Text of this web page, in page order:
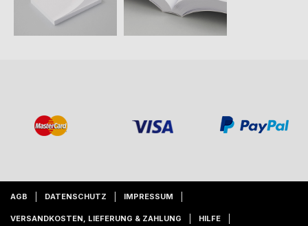
AGB DATENSCHUTZ IMPRESSUM
VERSANDKOSTEN, LIEFERUNG & ZAHLUNG HILFE